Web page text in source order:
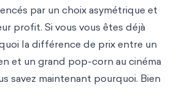
par un choix asymétrique et
profit. Si vous vous êtes déjà
la différence de prix entre un
et un grand pop-corn au cinéma
savez maintenant pourquoi. Bien